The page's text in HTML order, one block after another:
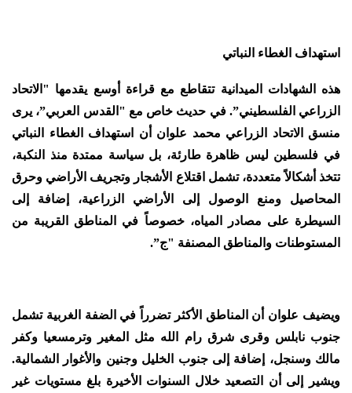
استهداف الغطاء النباتي
هذه الشهادات الميدانية تتقاطع مع قراءة أوسع يقدمها "الاتحاد
الزراعي الفلسطيني”. في حديث خاص مع "القدس العربي”، يرى
منسق الاتحاد الزراعي محمد علوان أن استهداف الغطاء النباتي
في فلسطين ليس ظاهرة طارئة، بل سياسة ممتدة منذ النكبة،
تتخذ أشكالاً متعددة، تشمل اقتلاع الأشجار وتجريف الأراضي وحرق
المحاصيل ومنع الوصول إلى الأراضي الزراعية، إضافة إلى
السيطرة على مصادر المياه، خصوصاً في المناطق القريبة من
المستوطنات والمناطق المصنفة "ج”.
ويضيف علوان أن المناطق الأكثر تضرراً في الضفة الغربية تشمل
جنوب نابلس وقرى شرق رام الله مثل المغير وترمسعيا وكفر
مالك وسنجل، إضافة إلى جنوب الخليل وجنين والأغوار الشمالية.
ويشير إلى أن التصعيد خلال السنوات الأخيرة بلغ مستويات غير